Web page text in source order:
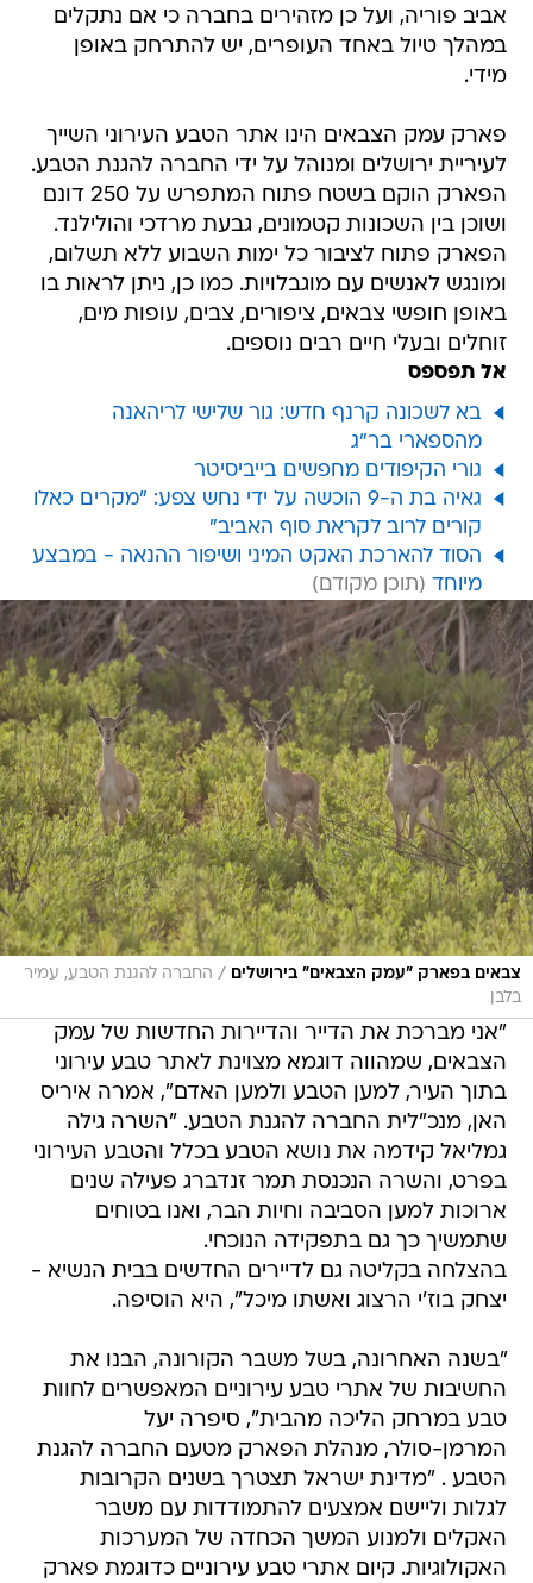
אביב פוריה, ועל כן מזהירים בחברה כי אם נתקלים
במהלך טיול באחד העופרים, יש להתרחק באופן
מידי.
פארק עמק הצבאים הינו אתר הטבע העירוני השייך
לעיריית ירושלים ומנוהל על ידי החברה להגנת הטבע.
הפארק הוקם בשטח פתוח המתפרש על 250 דונם
ושוכן בין השכונות קטמונים, גבעת מרדכי והולילנד.
הפארק פתוח לציבור כל ימות השבוע ללא תשלום,
ומונגש לאנשים עם מוגבלויות. כמו כן, ניתן לראות בו
באופן חופשי צבאים, ציפורים, צבים, עופות מים,
זוחלים ובעלי חיים רבים נוספים.
אל תפספס
בא לשכונה קרנף חדש: גור שלישי לריהאנה
מהספארי בר"ג
גורי הקיפודים מחפשים בייביסיטר
גאיה בת ה-9 הוכשה על ידי נחש צפע: "מקרים כאלו
קורים לרוב לקראת סוף האביב"
הסוד להארכת האקט המיני ושיפור ההנאה - במבצע
מיוחד
צבאים בפארק "עמק הצבאים" בירושלים / החברה להגנת הטבע, עמיר
בלבן
"אני מברכת את הדייר והדיירות החדשות של עמק
הצבאים, שמהווה דוגמא מצוינת לאתר טבע עירוני
בתוך העיר, למען הטבע ולמען האדם", אמרה איריס
האן, מנכ"לית החברה להגנת הטבע. "השרה גילה
גמליאל קידמה את נושא הטבע בכלל והטבע העירוני
בפרט, והשרה הנכנסת תמר זנדברג פעילה שנים
ארוכות למען הסביבה וחיות הבר, ואנו בטוחים
שתמשיך כך גם בתפקידה הנוכחי.
בהצלחה בקליטה גם לדיירים החדשים בבית הנשיא -
יצחק בוז'י הרצוג ואשתו מיכל", היא הוסיפה.
"בשנה האחרונה, בשל משבר הקורונה, הבנו את
החשיבות של אתרי טבע עירוניים המאפשרים לחוות
טבע במרחק הליכה מהבית", סיפרה יעל
המרמן-סולר, מנהלת הפארק מטעם החברה להגנת
הטבע . "מדינת ישראל תצטרך בשנים הקרובות
לגלות וליישם אמצעים להתמודדות עם משבר
האקלים ולמנוע המשך הכחדה של המערכות
האקולוגיות. קיום אתרי טבע עירוניים כדוגמת פארק